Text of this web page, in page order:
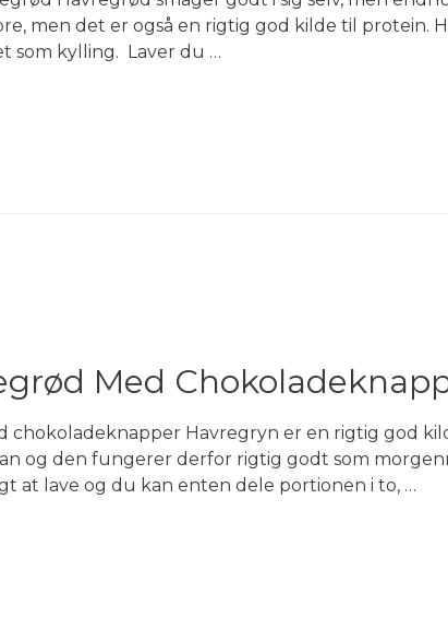
men det er også en rigtig god kilde til protein.
som kylling. Laver du …
Med
chokoladeknapper Havregryn er en rigtig god
og den fungerer derfor rigtig godt som
at lave og du kan enten dele portionen i to, …